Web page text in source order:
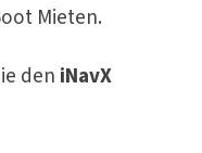
Mieten.
den iNavX